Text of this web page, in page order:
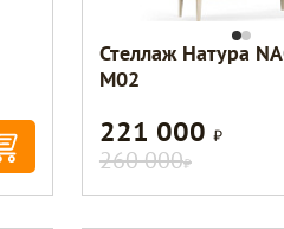
Стеллаж Натура
M02
221 000 Р
260 000Р